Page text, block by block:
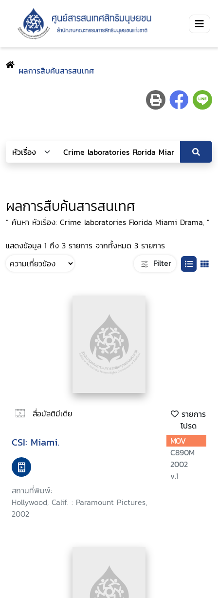
ผลการสืบค้นสารสนเทศ
ผลการสืบค้นสารสนเทศ
“ ค้นหา หัวเรื่อง: Crime laboratories Florida Miami Drama, ”
แสดงข้อมูล 1 ถึง 3 รายการ จากทั้งหมด 3 รายการ
Filter
สื่อมัลติมีเดีย
รายการ
โปรด
CSI: Miami.
สถานที่พิมพ์:
Hollywood, Calif. : Paramount Pictures,
2002
MOV
C890M
2002
v.1